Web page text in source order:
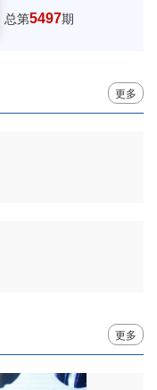
总第5497期
更多
更多